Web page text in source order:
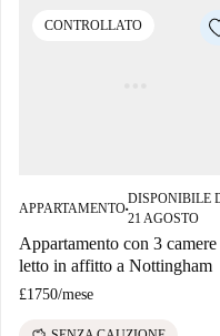
CONTROLLATO
APPARTAMENTO■
DISPONIBILE
21 AGOSTO
Appartamento con 3 camere
letto in affitto a Nottingham
£1750/mese